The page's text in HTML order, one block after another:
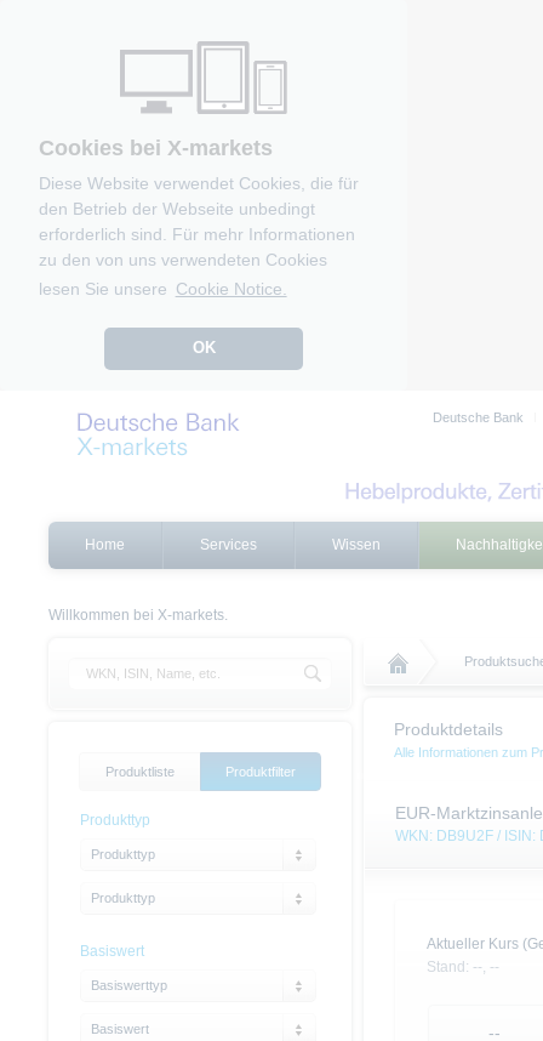
Cookies bei X-markets
Diese Website verwendet Cookies, die für
den Betrieb der Webseite unbedingt
erforderlich sind. Für mehr Informationen
zu den von uns verwendeten Cookies
lesen Sie unsere Cookie Notice.
OK
Deutsche Bank
Home Services Wissen
Willkommen bei X-markets.
Produktdetails
Alle Informationen zum
EUR-
WKN: DB9U2F /
Aktueller Kurs
Stand: --, --
--
Produktliste Produktfilter
Produkttyp
Produkttyp
Produkttyp
Basiswert
Basiswerttyp
Basiswert